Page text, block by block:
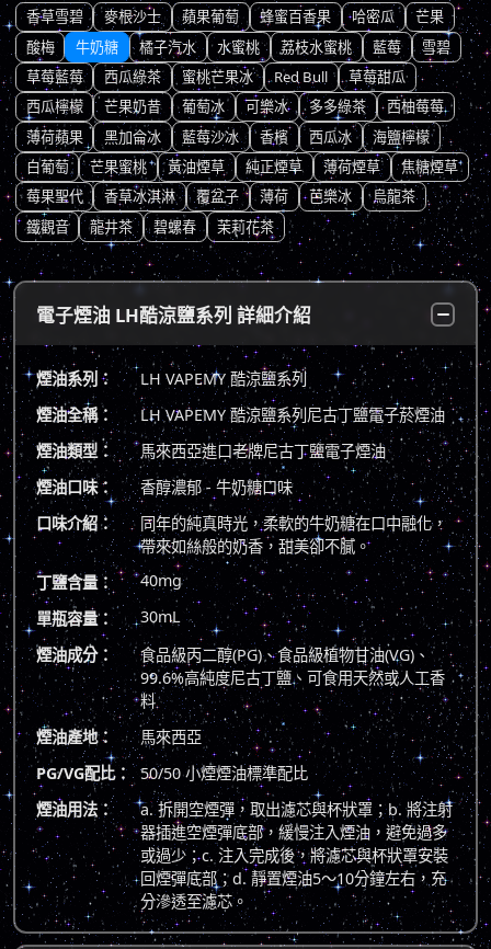
香草雪碧 麥根沙士 蘋果葡萄 蜂蜜百香果 哈密瓜
芒果
酸梅
牛奶糖 橘子汽水 水蜜桃 荔枝水蜜桃 藍莓
雪碧
草莓藍莓
西瓜綠茶 蜜桃芒果冰 Red Bull
草莓甜瓜
西瓜檸檬
芒果奶昔 葡萄冰 可樂冰 多多綠茶
西柚莓莓
薄荷蘋果
黑加侖冰 藍莓沙冰 香檳 西瓜冰
海鹽檸檬
白葡萄
芒果蜜桃 黃油煙草 純正煙草 薄荷煙草
焦糖煙草
莓果聖代
香草冰淇淋 覆盆子 薄荷 芭樂冰
烏龍茶
鐵觀音
龍井茶 碧螺春 茉莉花茶
電子煙油 LH酷涼鹽系列 詳細介紹
煙油系列：
LH VAPEMY 酷涼鹽系列
煙油全稱：
LH VAPEMY 酷涼鹽系列尼古丁鹽電子菸煙油
煙油類型：
馬來西亞進口老牌尼古丁鹽電子煙油
煙油口味：
香醇濃郁 - 牛奶糖口味
口味介紹：
同年的純真時光，柔軟的牛奶糖在口中融化，
帶來如絲般的奶香，甜美卻不膩。
丁鹽含量：
40mg
單瓶容量：
30mL
煙油成分：
食品級丙二醇(PG)、食品級植物甘油(VG)、
99.6%高純度尼古丁鹽、可食用天然或人工香
料
煙油產地：
馬來西亞
PG/VG配比：
50/50 小煙煙油標準配比
煙油用法：
a. 拆開空煙彈，取出濾芯與杯狀罩；b. 將注射
器插進空煙彈底部，緩慢注入煙油，避免過多
或過少；c. 注入完成後，將濾芯與杯狀罩安裝
回煙彈底部；d. 靜置煙油5～10分鐘左右，充
分滲透至濾芯。